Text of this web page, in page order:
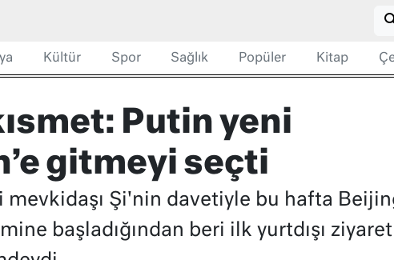
Kültür Spor Sağlık Popüler Kitap
Putin yeni
gitmeyi seçti
mevkidaşı Şi'nin davetiyle bu hafta
başladığından beri ilk yurtdışı